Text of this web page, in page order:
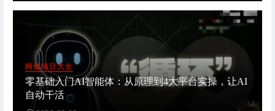
网创项目大全
零基础入门AI智能体：从原理到4大平台实操，让AI
自动干活